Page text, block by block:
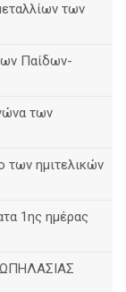
των
Παίδων-
των
των ημιτελικών
1ης ημέρας